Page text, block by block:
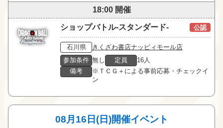
18:00 開催
ショップバトル-スタンダード- 公認
石川県
きくざわ書店ナッピィモール店
参加条件 無し 定員
16人
備考
※ＴＣＧ＋による事前応募・チェックイ
ン
08月16日(日)開催イベント